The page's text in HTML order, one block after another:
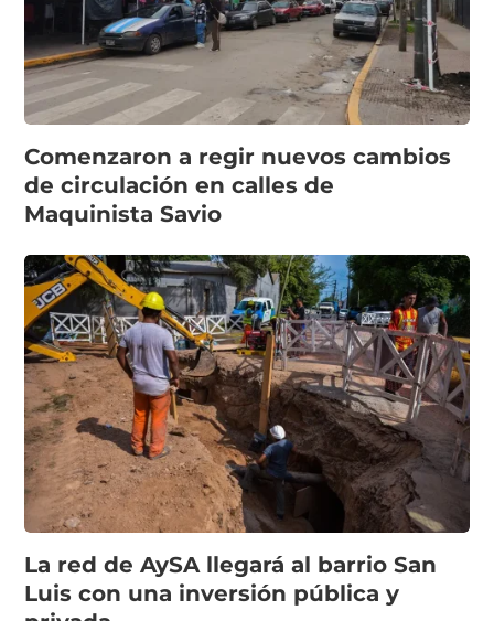
Comenzaron a regir nuevos cambios
de circulación en calles de
Maquinista Savio
La red de AySA llegará al barrio San
Luis con una inversión pública y